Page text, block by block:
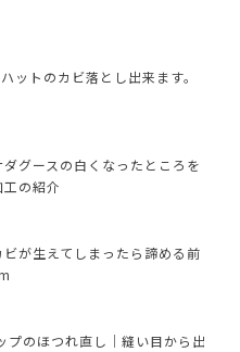
トのカビ落とし出来ます。
グースの白くなったところを
の紹介
が生えてしまったら諦める前
プのほつれ直し｜縫い目から出